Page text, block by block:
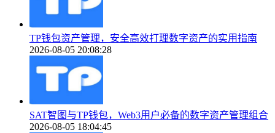
TP钱包资产管理，安全高效打理数字资产的实用指南
2026-08-05 20:08:28
SAT智图与TP钱包，Web3用户必备的数字资产管理组合
2026-08-05 18:04:45